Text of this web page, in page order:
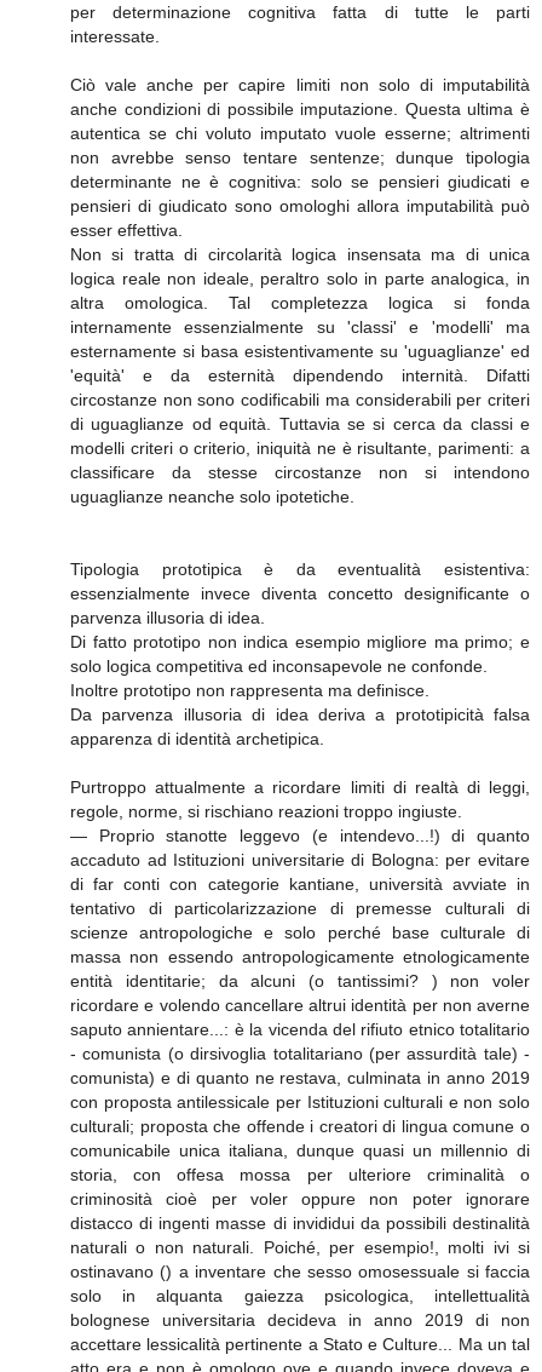
per determinazione cognitiva fatta di tutte le parti
interessate.
Ciò vale anche per capire limiti non solo di imputabilità
anche condizioni di possibile imputazione. Questa ultima è
autentica se chi voluto imputato vuole esserne; altrimenti
non avrebbe senso tentare sentenze; dunque tipologia
determinante ne è cognitiva: solo se pensieri giudicati e
pensieri di giudicato sono omologhi allora imputabilità può
esser effettiva.
Non si tratta di circolarità logica insensata ma di unica
logica reale non ideale, peraltro solo in parte analogica, in
altra omologica. Tal completezza logica si fonda
internamente essenzialmente su 'classi' e 'modelli' ma
esternamente si basa esistentivamente su 'uguaglianze' ed
'equità' e da esternità dipendendo internità. Difatti
circostanze non sono codificabili ma considerabili per criteri
di uguaglianze od equità. Tuttavia se si cerca da classi e
modelli criteri o criterio, iniquità ne è risultante, parimenti: a
classificare da stesse circostanze non si intendono
uguaglianze neanche solo ipotetiche.
Tipologia prototipica è da eventualità esistentiva:
essenzialmente invece diventa concetto designificante o
parvenza illusoria di idea.
Di fatto prototipo non indica esempio migliore ma primo; e
solo logica competitiva ed inconsapevole ne confonde.
Inoltre prototipo non rappresenta ma definisce.
Da parvenza illusoria di idea deriva a prototipicità falsa
apparenza di identità archetipica.
Purtroppo attualmente a ricordare limiti di realtà di leggi,
regole, norme, si rischiano reazioni troppo ingiuste.
— Proprio stanotte leggevo (e intendevo...!) di quanto
accaduto ad Istituzioni universitarie di Bologna: per evitare
di far conti con categorie kantiane, università avviate in
tentativo di particolarizzazione di premesse culturali di
scienze antropologiche e solo perché base culturale di
massa non essendo antropologicamente etnologicamente
entità identitarie; da alcuni (o tantissimi? ) non voler
ricordare e volendo cancellare altrui identità per non averne
saputo annientare...: è la vicenda del rifiuto etnico totalitario
- comunista (o dirsivoglia totalitariano (per assurdità tale) -
comunista) e di quanto ne restava, culminata in anno 2019
con proposta antilessicale per Istituzioni culturali e non solo
culturali; proposta che offende i creatori di lingua comune o
comunicabile unica italiana, dunque quasi un millennio di
storia, con offesa mossa per ulteriore criminalità o
criminosità cioè per voler oppure non poter ignorare
distacco di ingenti masse di invididui da possibili destinalità
naturali o non naturali. Poiché, per esempio!, molti ivi si
ostinavano () a inventare che sesso omosessuale si faccia
solo in alquanta gaiezza psicologica, intellettualità
bolognese universitaria decideva in anno 2019 di non
accettare lessicalità pertinente a Stato e Culture... Ma un tal